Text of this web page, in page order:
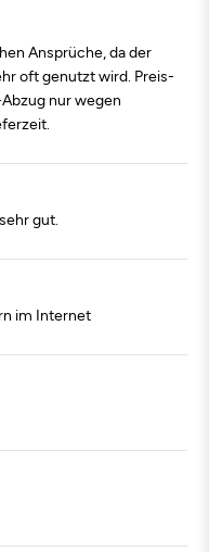
Ansprüche, da der
oft genutzt wird. Preis-
nur wegen
gut.
im Internet